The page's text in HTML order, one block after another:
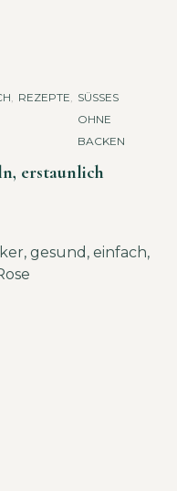
, REZEPTE, SÜSSES O
HNE B
ACKEN
erstaunlich